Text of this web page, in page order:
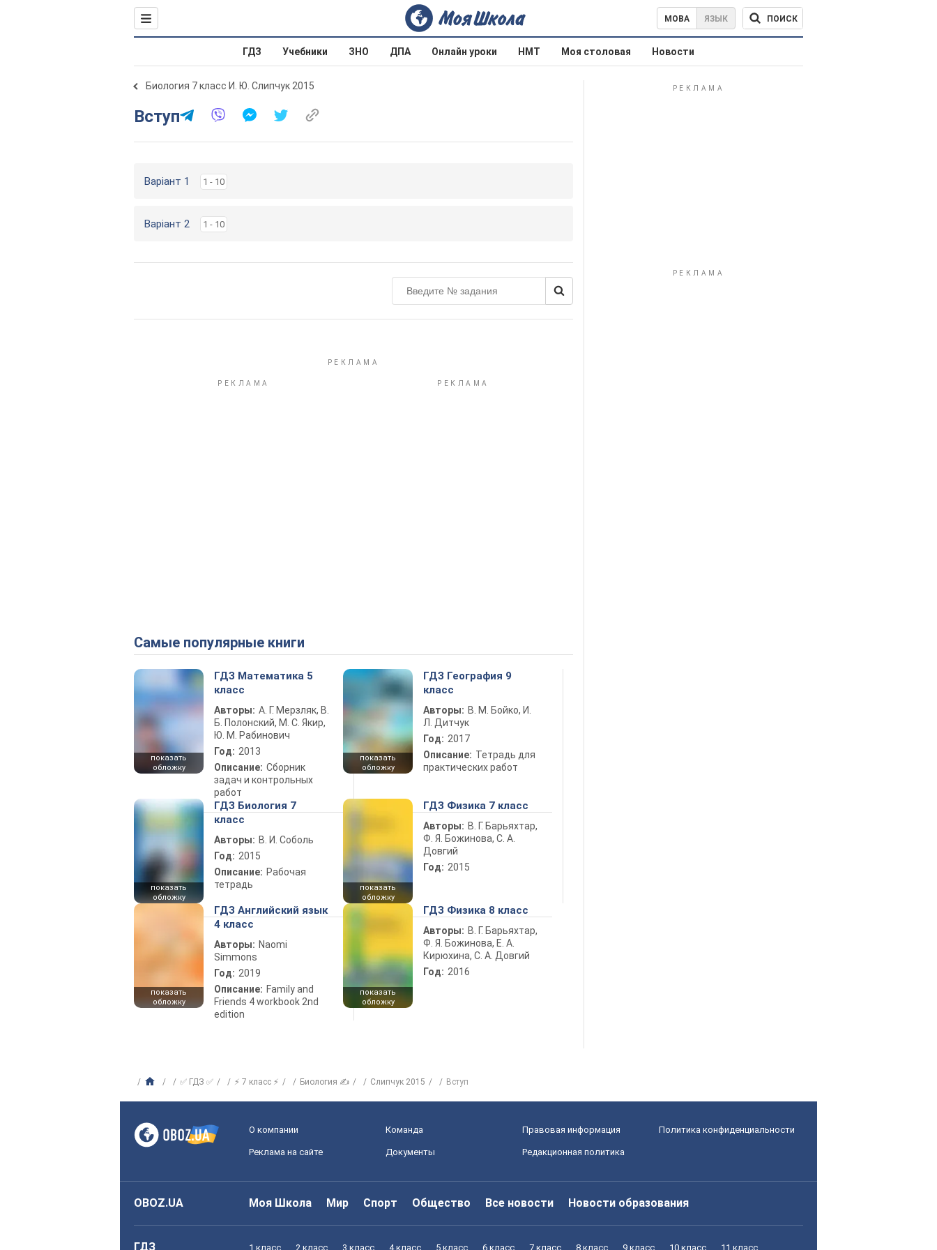
МОВА ЯЗЫК ПОИСК
ГДЗ Учебники ЗНО ДПА Онлайн уроки НМТ Моя столовая Новости
Биология 7 класс И. Ю. Слипчук 2015
Вступ
Варіант 1 1 - 10
Варіант 2 1 - 10
Самые популярные книги
показать
обложку
ГДЗ Математика 5
класс
Авторы: А. Г. Мерзляк, В.
Б. Полонский, М. С. Якир,
Ю. М. Рабинович
Год: 2013
Описание: Сборник
задач и контрольных
работ
показать
обложку
ГДЗ География 9
класс
Авторы: В. М. Бойко, И.
Л. Дитчук
Год: 2017
Описание: Тетрадь для
практических работ
показать
обложку
ГДЗ Биология 7
класс
Авторы: В. И. Соболь
Год: 2015
Описание: Рабочая
тетрадь
показать
обложку
ГДЗ Физика 7 класс
Авторы: В. Г. Барьяхтар,
Ф. Я. Божинова, С. А.
Довгий
Год: 2015
показать
обложку
ГДЗ Английский язык
4 класс
Авторы: Naomi
Simmons
Год: 2019
Описание: Family and
Friends 4 workbook 2nd
edition
показать
обложку
ГДЗ Физика 8 класс
Авторы: В. Г. Барьяхтар,
Ф. Я. Божинова, Е. А.
Кирюхина, С. А. Довгий
Год: 2016
✅ ГДЗ ✅ ⚡ 7 класс ⚡ Биология ✍ Слипчук 2015 Вступ
О компании Команда Правовая информация Политика конфиденциальности
Реклама на сайте Документы Редакционная политика
OBOZ.UA Моя Школа Мир Спорт Общество Все новости Новости образования
ГДЗ 1 класс 2 класс 3 класс 4 класс 5 класс 6 класс 7 класс 8 класс 9 класс 10 класс 11 класс